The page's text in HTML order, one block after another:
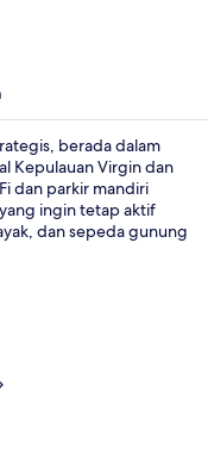
berada dalam
Kepulauan Virgin dan
dan parkir mandiri
ingin tetap aktif
dan sepeda gunung
dapur dan mesin